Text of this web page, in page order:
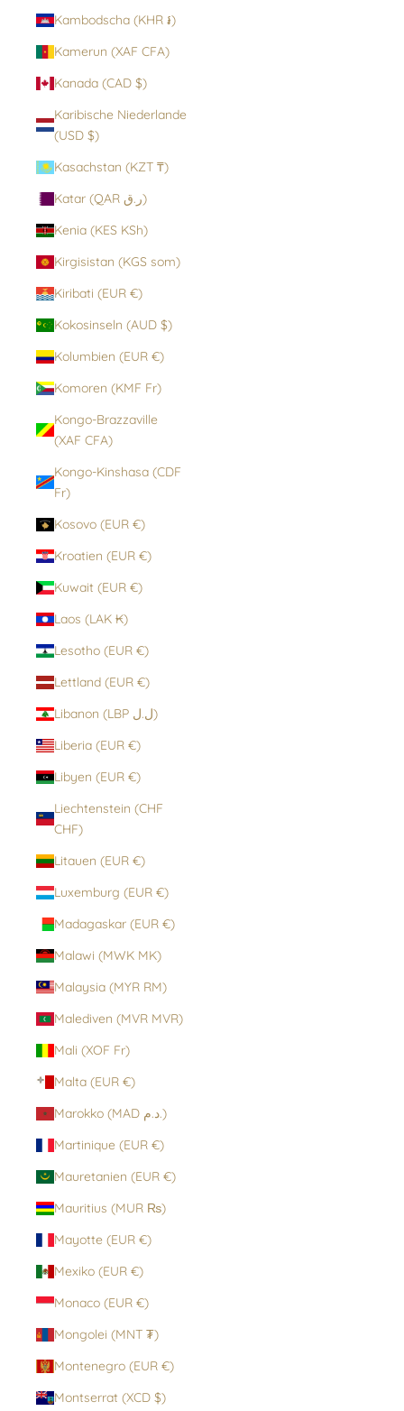
Kambodscha (KHR ៛)
Kamerun (XAF CFA)
Kanada (CAD $)
Karibische Niederlande
(USD $)
Kasachstan (KZT ₸)
Katar (QAR ر.ق)
Kenia (KES KSh)
Kirgisistan (KGS som)
Kiribati (EUR €)
Kokosinseln (AUD $)
Kolumbien (EUR €)
Komoren (KMF Fr)
Kongo-Brazzaville
(XAF CFA)
Kongo-Kinshasa (CDF
Fr)
Kosovo (EUR €)
Kroatien (EUR €)
Kuwait (EUR €)
Laos (LAK ₭)
Lesotho (EUR €)
Lettland (EUR €)
Libanon (LBP ل.ل)
Liberia (EUR €)
Libyen (EUR €)
Liechtenstein (CHF
CHF)
Litauen (EUR €)
Luxemburg (EUR €)
Madagaskar (EUR €)
Malawi (MWK MK)
Malaysia (MYR RM)
Malediven (MVR MVR)
Mali (XOF Fr)
Malta (EUR €)
Marokko (MAD د.م.)
Martinique (EUR €)
Mauretanien (EUR €)
Mauritius (MUR ₨)
Mayotte (EUR €)
Mexiko (EUR €)
Monaco (EUR €)
Mongolei (MNT ₮)
Montenegro (EUR €)
Montserrat (XCD $)